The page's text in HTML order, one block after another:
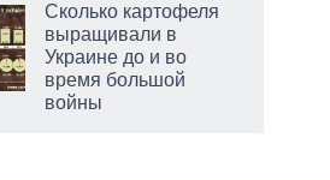
Сколько картофеля
выращивали в
Украине до и во
время большой
войны